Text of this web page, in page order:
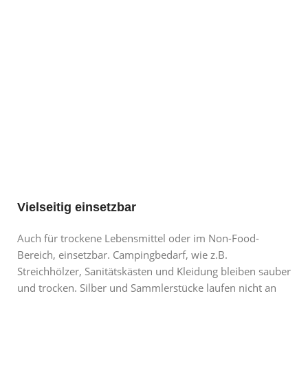
Vielseitig einsetzbar
Auch für trockene Lebensmittel oder im Non-Food-
Bereich, einsetzbar. Campingbedarf, wie z.B.
Streichhölzer, Sanitätskästen und Kleidung bleiben sauber
und trocken. Silber und Sammlerstücke laufen nicht an